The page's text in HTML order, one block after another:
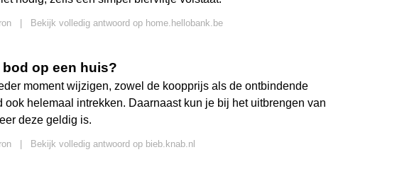
Bekijk volledig antwoord op home.hellobank.be
op een huis?
moment wijzigen, zowel de koopprijs als de ontbindende
ook helemaal intrekken. Daarnaast kun je bij het uitbrengen van
deze geldig is.
Bekijk volledig antwoord op bieb.knab.nl